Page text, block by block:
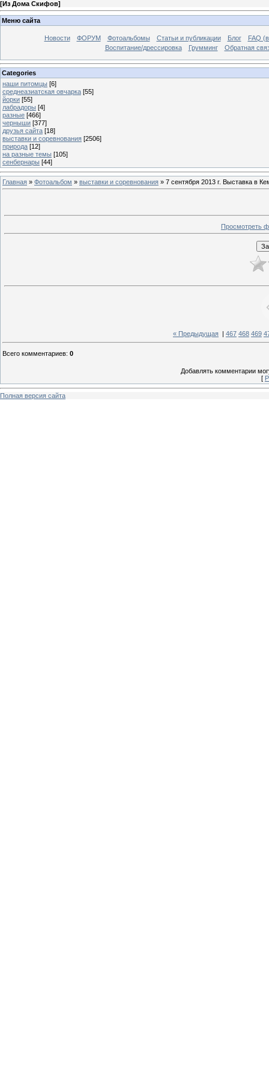
[Из Дома Скифов]
Меню сайта
Новости ФОРУМ Фотоальбомы Статьи и публикации Блог
FAQ
Воспитание/дрессировка
Грумминг Обратная
Categories
наши питомцы [6]
среднеазиатская овчарка [55]
йорки [55]
лабрадоры [4]
разные [466]
черныши [377]
друзья сайта [18]
выставки и соревнования [2506]
природа [12]
на разные темы [105]
сенбернары [44]
Главная » Фотоальбом » выставки и соревнования » 7 сентября 2013 г. Выставка в
Просмотреть
« Предыдущая | 467 468 469
Всего комментариев: 0
Добавлять комментарии
[
Полная версия сайта